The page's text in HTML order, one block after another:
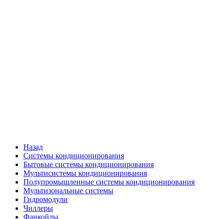
Назад
Системы кондиционирования
Бытовые системы кондиционирования
Мультисистемы кондиционирования
Полупромышленные системы кондиционирования
Мультизональные системы
Гидромодули
Чиллеры
Фанкойлы